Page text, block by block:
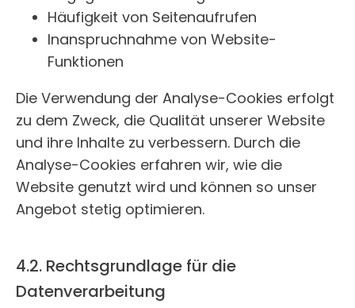
Häufigkeit von Seitenaufrufen
Inanspruchnahme von Website-
Funktionen
Die Verwendung der Analyse-Cookies erfolgt
zu dem Zweck, die Qualität unserer Website
und ihre Inhalte zu verbessern. Durch die
Analyse-Cookies erfahren wir, wie die
Website genutzt wird und können so unser
Angebot stetig optimieren.
4.2. Rechtsgrundlage für die
Datenverarbeitung